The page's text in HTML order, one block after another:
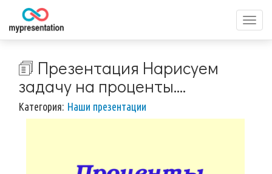
меню
🗊 Презентация Нарисуем
задачу на проценты….
Категория: Наши презентации